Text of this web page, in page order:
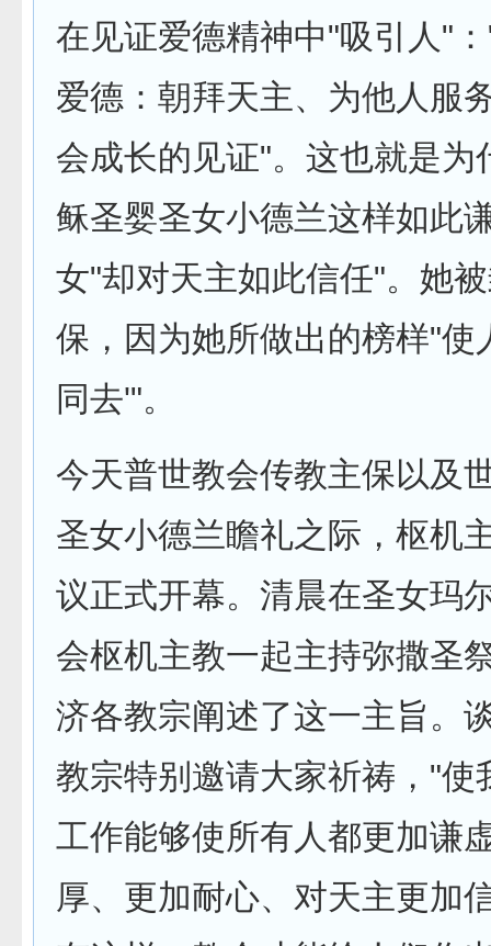
在见证爱德精神中"吸引人"
爱德：朝拜天主、为他人服
会成长的见证"。这也就是为
稣圣婴圣女小德兰这样如此
女"却对天主如此信任"。她
保，因为她所做出的榜样"使
同去'"。
今天普世教会传教主保以及
圣女小德兰瞻礼之际，枢机
议正式开幕。清晨在圣女玛
会枢机主教一起主持弥撒圣
济各教宗阐述了这一主旨。
教宗特别邀请大家祈祷，"使
工作能够使所有人都更加谦
厚、更加耐心、对天主更加